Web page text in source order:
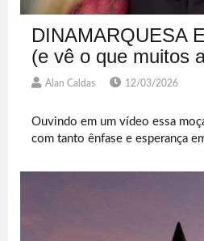
DINAMARQUESA
(e vê o que muitos
Alan Caldas 12/03/2026
Ouvindo em um vídeo essa
com tanto ênfase e esperança